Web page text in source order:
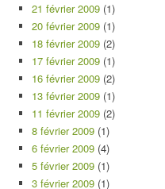
21 février 2009 (1)
20 février 2009 (1)
18 février 2009 (2)
17 février 2009 (1)
16 février 2009 (2)
13 février 2009 (1)
11 février 2009 (2)
8 février 2009 (1)
6 février 2009 (4)
5 février 2009 (1)
3 février 2009 (1)